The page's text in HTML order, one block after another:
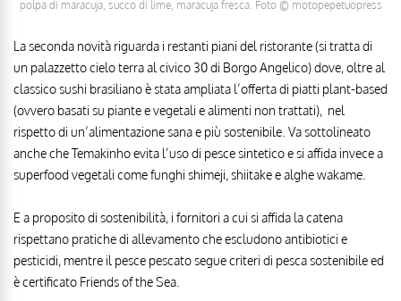
polpa di maracuja, succo di lime, maracuja fresca. Foto © motopepetuopress
La seconda novità riguarda i restanti piani del ristorante (si tratta di
un palazzetto cielo terra al civico 30 di Borgo Angelico) dove, oltre al
classico sushi brasiliano è stata ampliata l’offerta di piatti plant-based
(ovvero basati su piante e vegetali e alimenti non trattati), nel
rispetto di un’alimentazione sana e più sostenibile. Va sottolineato
anche che Temakinho evita l’uso di pesce sintetico e si affida invece a
superfood vegetali come funghi shimeji, shiitake e alghe wakame.
E a proposito di sostenibilità, i fornitori a cui si affida la catena
rispettano pratiche di allevamento che escludono antibiotici e
pesticidi, mentre il pesce pescato segue criteri di pesca sostenibile ed
è certificato Friends of the Sea.